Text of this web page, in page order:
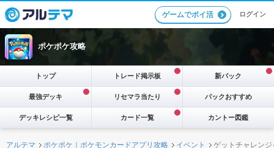
ゲームでポイ活 ログイン
ポケポケ攻略
トップ トレード掲示板 新パック
最強デッキ リセマラ当たり パックおすすめ
デッキレシピ一覧 カード一覧 カントー図鑑
アルテマ ポケポケ｜ポケモンカードアプリ攻略 イベント ゲットチャレン